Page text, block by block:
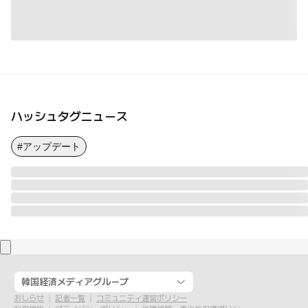
ハッシュタグニュース
#アップデート
韓国経済メディアグループ
おしらせ 記者一覧
コミュニティ運営ポリシー